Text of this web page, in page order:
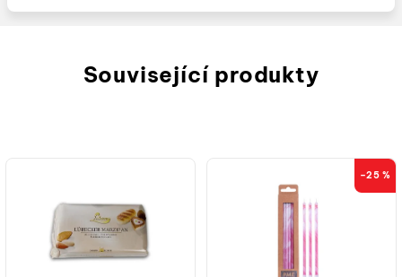
Související produkty
–25 %